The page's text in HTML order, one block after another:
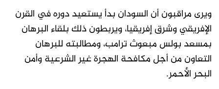
ويرى مراقبون أن السودان بدأ يستعيد دوره في القرن
الإفريقي وشرق إفريقيا، ويربطون ذلك بلقاء البرهان
بمسعد بولس مبعوث ترامب، ومطالبته للبرهان
التعاون من أجل مكافحة الهجرة غير الشرعية وأمن
البحر الأحمر.